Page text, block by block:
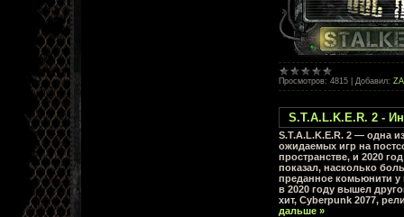
Просмотров: 4815 Добавил:
S.T.A.L.K.E.R. 2 -
S.T.A.L.K.E.R. 2 — одна
ожидаемых игр на
пространстве, и 2020
показал, насколько
преданное комьюнити
в 2020 году вышел
хит, Cyberpunk 2077,
дальше »